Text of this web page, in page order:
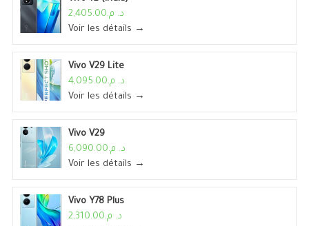
د. م.2,405.00
Voir les détails →
Vivo V29 Lite
د. م.4,095.00
Voir les détails →
Vivo V29
د. م.6,090.00
Voir les détails →
Vivo Y78 Plus
د. م.2,310.00